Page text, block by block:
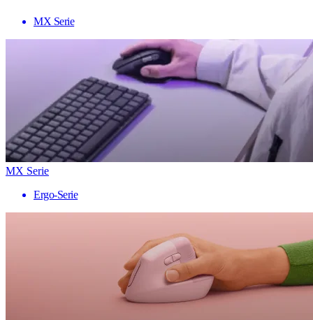
MX Serie
MX Serie
Ergo-Serie